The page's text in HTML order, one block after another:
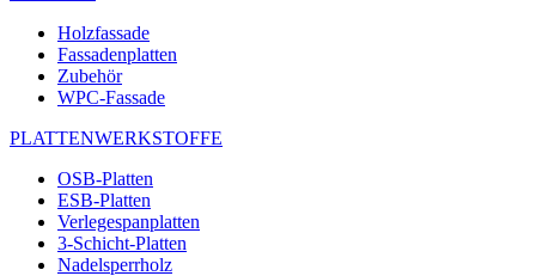
Holzfassade
Fassadenplatten
Zubehör
WPC-Fassade
PLATTENWERKSTOFFE
OSB-Platten
ESB-Platten
Verlegespanplatten
3-Schicht-Platten
Nadelsperrholz